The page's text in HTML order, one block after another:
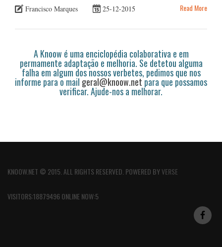
Francisco Marques
25-12-2015 Read More
A Knoow é uma enciclopédia colaborativa e em
permamente adaptação e melhoria. Se detetou alguma
falha em algum dos nossos verbetes, pedimos que nos
informe para o mail geral@knoow.netpara que possamos
verificar. Ajude-nos a melhorar.
KNOOW.NET © 2015. ALL RIGHTS RESERVED. POWERED BYVERSE
VISITORS:18879496 ONLINE NOW:5